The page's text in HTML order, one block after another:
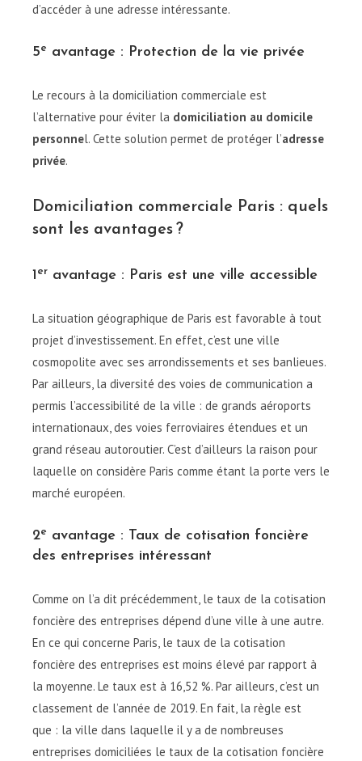
d’accéder à une adresse intéressante.
5e avantage : Protection de la vie privée
Le recours à la domiciliation commerciale est
l’alternative pour éviter la domiciliation au domicile
personnel. Cette solution permet de protéger l’adresse
privée.
Domiciliation commerciale Paris : quels
sont les avantages ?
1 er avantage : Paris est une ville accessible
La situation géographique de Paris est favorable à tout
projet d’investissement. En effet, c’est une ville
cosmopolite avec ses arrondissements et ses banlieues.
Par ailleurs, la diversité des voies de communication a
permis l’accessibilité de la ville : de grands aéroports
internationaux, des voies ferroviaires étendues et un
grand réseau autoroutier. C’est d’ailleurs la raison pour
laquelle on considère Paris comme étant la porte vers le
marché européen.
2e
avantage : Taux de cotisation foncière
des entreprises intéressant
Comme on l’a dit précédemment, le taux de la cotisation
foncière des entreprises dépend d’une ville à une autre.
En ce qui concerne Paris, le taux de la cotisation
foncière des entreprises est moins élevé par rapport à
la moyenne. Le taux est à 16,52 %. Par ailleurs, c’est un
classement de l’année de 2019. En fait, la règle est
que : la ville dans laquelle il y a de nombreuses
entreprises domiciliées le taux de la cotisation foncière